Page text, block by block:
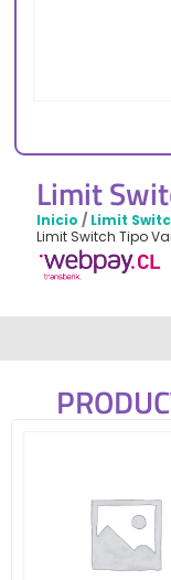
Limit
Inicio / Limit
Limit Switch Tipo